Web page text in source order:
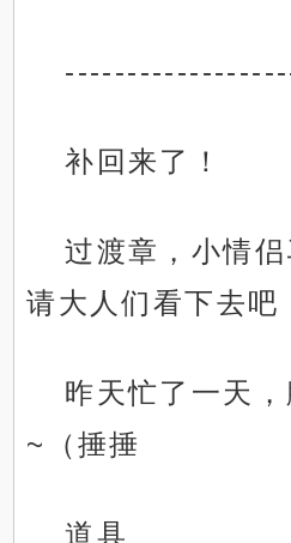
补回来了！
过渡章，小情
请大人们看下去吧
昨天忙了一天
~（捶捶
道具